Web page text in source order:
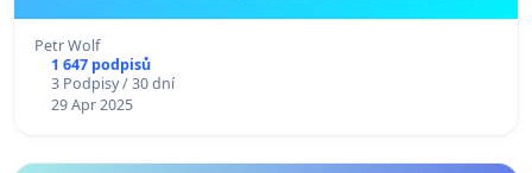
Petr Wolf
1 647 podpisů
3 Podpisy / 30 dní
29 Apr 2025